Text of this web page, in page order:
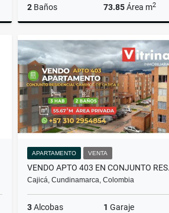
2Baños 73.85Área m2
APARTAMENTO VENTA
VENDO APTO
Cajicá, Cundinamarca, Colombia
3Alcobas 1 Garaje